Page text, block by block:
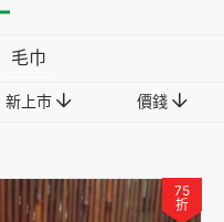
毛巾
新上市 價錢
75
折